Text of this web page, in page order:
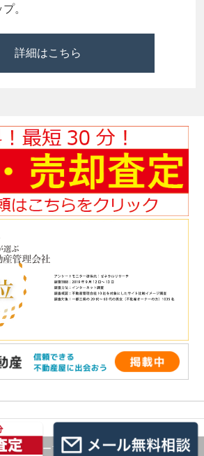
。
詳細はこちら
ームキューブ株式会社 Co.,Ltd.